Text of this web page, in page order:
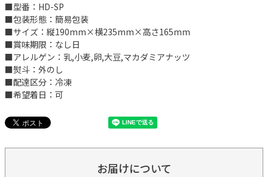
■型番：HD-SP
■包装形態：簡易包装
■サイズ：縦190mm×横235mm×高さ165mm
■賞味期限：なし日
■アレルゲン：乳,小麦,卵,大豆,マカダミアナッツ
■熨斗：外のし
■配達区分：冷凍
■希望着日：可
お届けについて